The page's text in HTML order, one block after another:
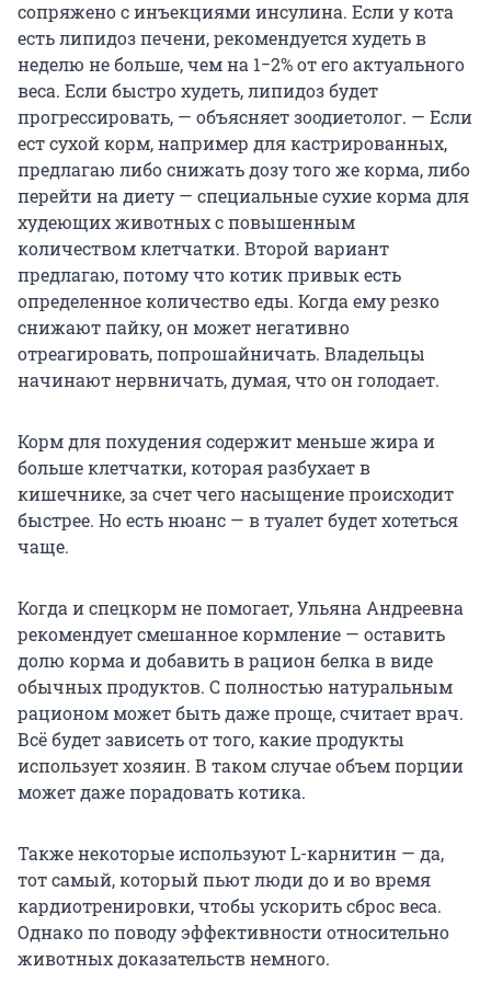
сопряжено с инъекциями инсулина. Если у кота
есть липидоз печени, рекомендуется худеть в
неделю не больше, чем на 1−2% от его актуального
веса. Если быстро худеть, липидоз будет
прогрессировать, — объясняет зоодиетолог. — Если
ест сухой корм, например для кастрированных,
предлагаю либо снижать дозу того же корма, либо
перейти на диету — специальные сухие корма для
худеющих животных с повышенным
количеством клетчатки. Второй вариант
предлагаю, потому что котик привык есть
определенное количество еды. Когда ему резко
снижают пайку, он может негативно
отреагировать, попрошайничать. Владельцы
начинают нервничать, думая, что он голодает.
Корм для похудения содержит меньше жира и
больше клетчатки, которая разбухает в
кишечнике, за счет чего насыщение происходит
быстрее. Но есть нюанс — в туалет будет хотеться
чаще.
Когда и спецкорм не помогает, Ульяна Андреевна
рекомендует смешанное кормление — оставить
долю корма и добавить в рацион белка в виде
обычных продуктов. С полностью натуральным
рационом может быть даже проще, считает врач.
Всё будет зависеть от того, какие продукты
использует хозяин. В таком случае объем порции
может даже порадовать котика.
Также некоторые используют L-карнитин — да,
тот самый, который пьют люди до и во время
кардиотренировки, чтобы ускорить сброс веса.
Однако по поводу эффективности относительно
животных доказательств немного.